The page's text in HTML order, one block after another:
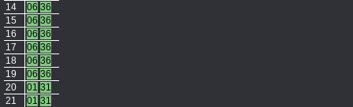
14
06 36
15
06 36
16
06 36
17
06 36
18
06 36
19
06 36
20
01 31
21
01 31